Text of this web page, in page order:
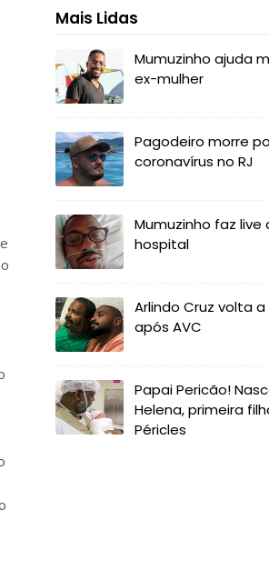
Mais Lidas
Mumuzinho ajuda
ex-mulher
Pagodeiro morre
coronavírus no RJ
Mumuzinho faz live
hospital
Arlindo Cruz volta
após AVC
Papai Pericão!
Helena, primeira
Péricles